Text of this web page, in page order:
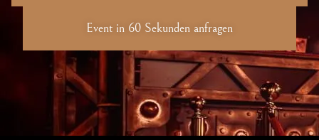
Event in 60 Sekunden anfragen